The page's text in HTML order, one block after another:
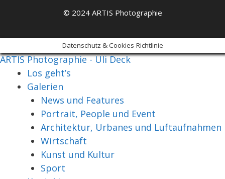
© 2024 ARTIS Photographie
Datenschutz & Cookies-Richtlinie
ARTIS Photographie - Uli Deck
Los geht’s
Galerien
News und Features
Portrait, People und Event
Architektur, Urbanes und Luftaufnahmen
Wirtschaft
Kunst und Kultur
Sport